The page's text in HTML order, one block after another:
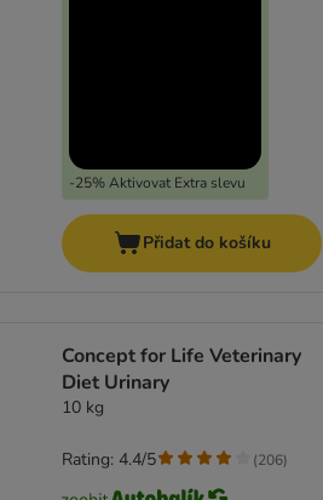
-25% Aktivovat Extra slevu
Přidat do košíku
Concept for Life Veterinary
Diet Urinary
10 kg
Rating: 4.4/5 (206)